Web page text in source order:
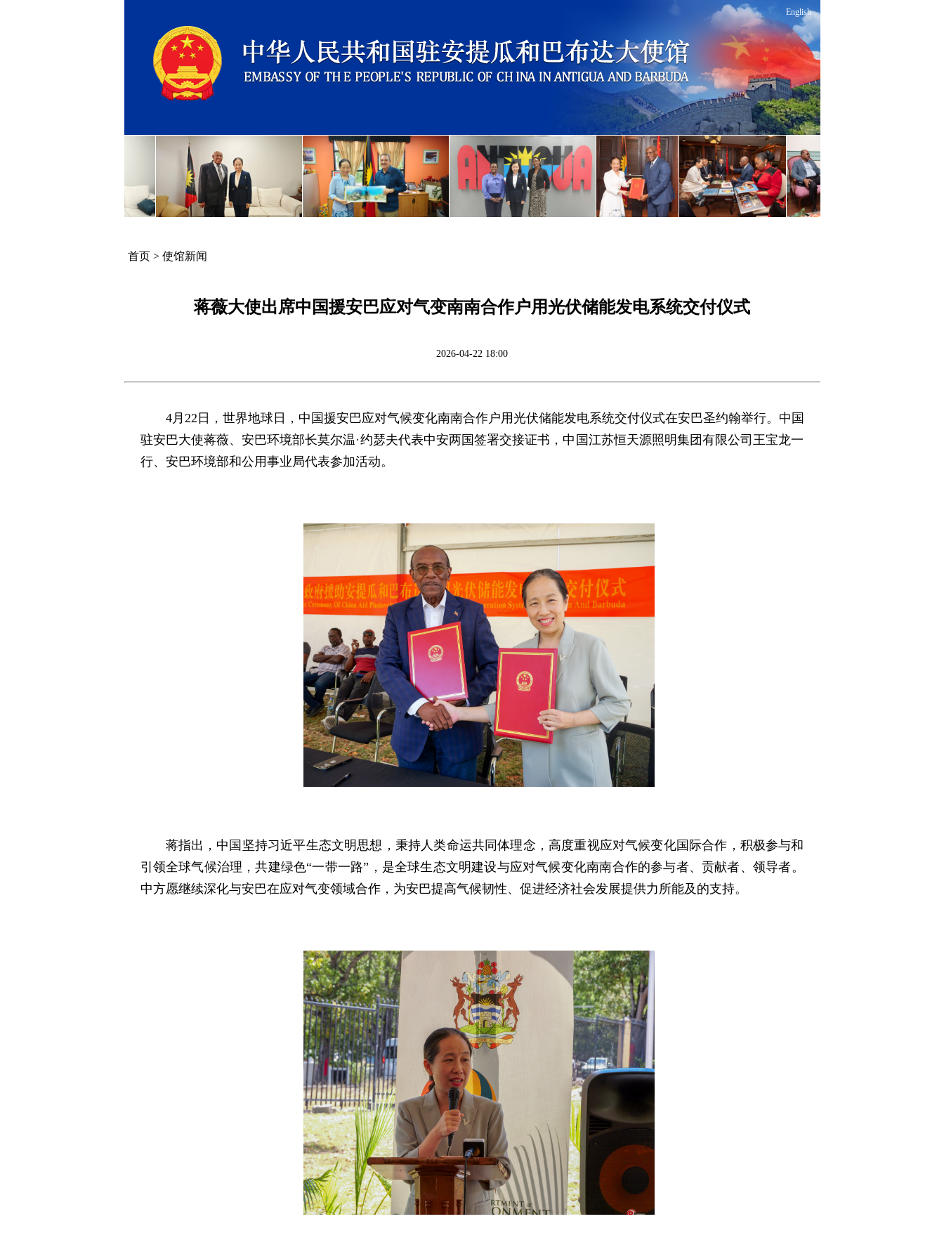
English
首页> 使馆新闻
蒋薇大使出席中国援安巴应对气变南南合作户用光伏储能发电系统交付仪式
2026-04-22 18:00
4月22日，世界地球日，中国援安巴应对气候变化南南合作户用光伏储能发电系统交付仪式在安巴圣约翰举行。中国
驻安巴大使蒋薇、安巴环境部长莫尔温·约瑟夫代表中安两国签署交接证书，中国江苏恒天源照明集团有限公司王宝龙一
行、安巴环境部和公用事业局代表参加活动。
蒋指出，中国坚持习近平生态文明思想，秉持人类命运共同体理念，高度重视应对气候变化国际合作，积极参与和
引领全球气候治理，共建绿色“一带一路”，是全球生态文明建设与应对气候变化南南合作的参与者、贡献者、领导者。
中方愿继续深化与安巴在应对气变领域合作，为安巴提高气候韧性、促进经济社会发展提供力所能及的支持。